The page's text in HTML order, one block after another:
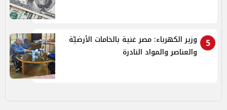
5
وزير الكهرباء: مصر غنية بالخامات الأرضيّة
والعناصر والمواد النادرة